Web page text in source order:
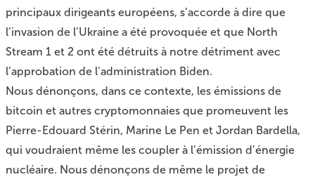
principaux dirigeants européens, s’accorde à dire que
l’invasion de l’Ukraine a été provoquée et que North
Stream 1 et 2 ont été détruits à notre détriment avec
l’approbation de l’administration Biden.
Nous dénonçons, dans ce contexte, les émissions de
bitcoin et autres cryptomonnaies que promeuvent les
Pierre-Edouard Stérin, Marine Le Pen et Jordan Bardella,
qui voudraient même les coupler à l’émission d’énergie
nucléaire. Nous dénonçons de même le projet de